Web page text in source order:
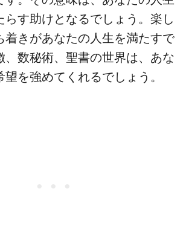
らす助けとなるでしょう。楽し
着きがあなたの人生を満たすで
、数秘術、聖書の世界は、あな
を強めてくれるでしょう。